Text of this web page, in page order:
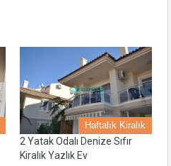
Haftalık Kiralık
2 Yatak Odalı Denize Sıfır
Kiralık Yazlık Ev